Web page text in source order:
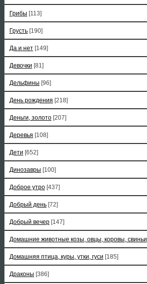
Грибы [113]
Грусть [190]
Да и нет [149]
Девочки [81]
Дельфины [96]
День рождения [218]
Деньги, золото [207]
Деревья [108]
Дети [652]
Динозавры [100]
Доброе утро [437]
Добрый день [72]
Добрый вечер [147]
Домашние животные козы, овцы, коровы, свиньи
Домашняя птица, куры, утки, гуси [185]
Драконы [386]